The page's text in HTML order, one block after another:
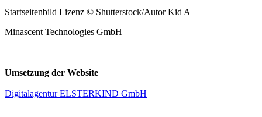
Startseitenbild Lizenz © Shutterstock/Autor Kid A
Minascent Technologies GmbH
Umsetzung der Website
Digitalagentur ELSTERKIND GmbH